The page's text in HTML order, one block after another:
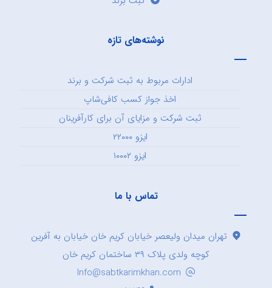
نوشته‌های تازه
ادارات مربوط به ثبت شرکت و برند
اخذ جواز کسب کافی‌شاپ
ثبت شرکت و مزایای آن برای کارآفرینان
ایزو ۲۲۰۰۰
ایزو ۱۰۰۰۲
تماس با ما
تهران میدان ولیعصر خیابان کریم خان خیابان به آفرین
کوچه ولدی پلاک ۳۹ ساختمان کریم خان
Info@sabtkarimkhan.com